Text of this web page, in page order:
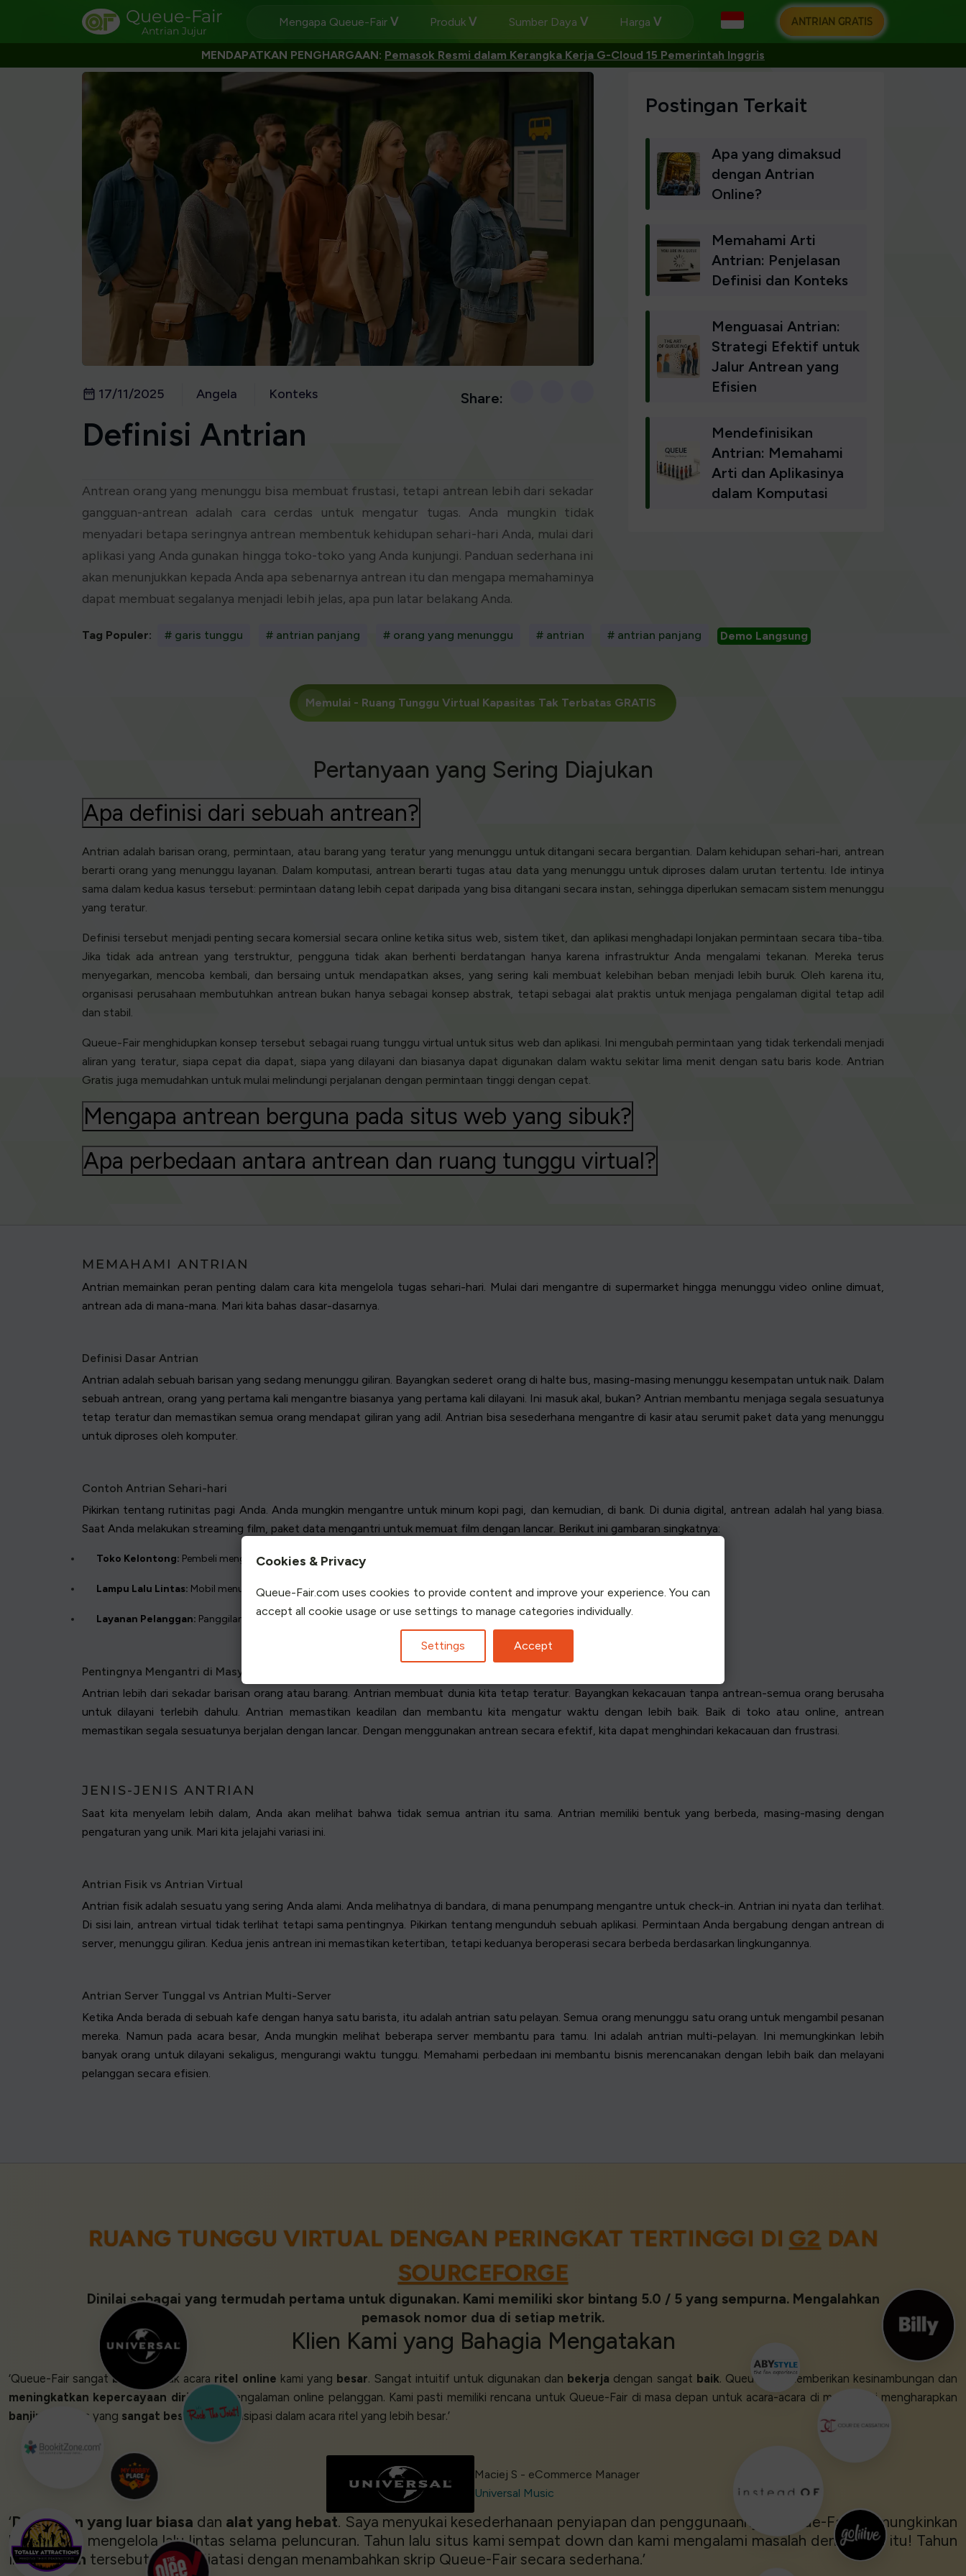
Queue-Fair
Antrian Jujur
Mengapa Queue-Fair Produk Sumber Daya Harga ANTRIAN GRATIS
MENDAPATKAN PENGHARGAAN: Pemasok Resmi dalam Kerangka Kerja G-Cloud 15 Pemerintah Inggris
17/11/2025 Angela Konteks Share:
Definisi Antrian
Antrean orang yang menunggu bisa membuat frustasi, tetapi antrean lebih dari sekadar
gangguan-antrean adalah cara cerdas untuk mengatur tugas. Anda mungkin tidak
menyadari betapa seringnya antrean membentuk kehidupan sehari-hari Anda, mulai dari
aplikasi yang Anda gunakan hingga toko-toko yang Anda kunjungi. Panduan sederhana ini
akan menunjukkan kepada Anda apa sebenarnya antrean itu dan mengapa memahaminya
dapat membuat segalanya menjadi lebih jelas, apa pun latar belakang Anda.
Postingan Terkait
Apa yang dimaksud
dengan Antrian
Online?
Memahami Arti
Antrian: Penjelasan
Definisi dan Konteks
Menguasai Antrian:
Strategi Efektif untuk
Jalur Antrean yang
Efisien
Mendefinisikan
Antrian: Memahami
Arti dan Aplikasinya
dalam Komputasi
Tag Populer: # garis tunggu # antrian panjang # orang yang menunggu # antrian # antrian panjang Demo Langsung
Memulai - Ruang Tunggu Virtual Kapasitas Tak Terbatas GRATIS
Pertanyaan yang Sering Diajukan
Apa definisi dari sebuah antrean?
Antrian adalah barisan orang, permintaan, atau barang yang teratur yang menunggu untuk ditangani secara bergantian. Dalam kehidupan sehari-hari, antrean
berarti orang yang menunggu layanan. Dalam komputasi, antrean berarti tugas atau data yang menunggu untuk diproses dalam urutan tertentu. Ide intinya
sama dalam kedua kasus tersebut: permintaan datang lebih cepat daripada yang bisa ditangani secara instan, sehingga diperlukan semacam sistem menunggu
yang teratur.
Definisi tersebut menjadi penting secara komersial secara online ketika situs web, sistem tiket, dan aplikasi menghadapi lonjakan permintaan secara tiba-tiba.
Jika tidak ada antrean yang terstruktur, pengguna tidak akan berhenti berdatangan hanya karena infrastruktur Anda mengalami tekanan. Mereka terus
menyegarkan, mencoba kembali, dan bersaing untuk mendapatkan akses, yang sering kali membuat kelebihan beban menjadi lebih buruk. Oleh karena itu,
organisasi perusahaan membutuhkan antrean bukan hanya sebagai konsep abstrak, tetapi sebagai alat praktis untuk menjaga pengalaman digital tetap adil
dan stabil.
Queue-Fair menghidupkan konsep tersebut sebagai ruang tunggu virtual untuk situs web dan aplikasi. Ini mengubah permintaan yang tidak terkendali menjadi
aliran yang teratur, siapa cepat dia dapat, siapa yang dilayani dan biasanya dapat digunakan dalam waktu sekitar lima menit dengan satu baris kode. Antrian
Gratis juga memudahkan untuk mulai melindungi perjalanan dengan permintaan tinggi dengan cepat.
Mengapa antrean berguna pada situs web yang sibuk?
Apa perbedaan antara antrean dan ruang tunggu virtual?
MEMAHAMI ANTRIAN
Antrian memainkan peran penting dalam cara kita mengelola tugas sehari-hari. Mulai dari mengantre di supermarket hingga menunggu video online dimuat,
antrean ada di mana-mana. Mari kita bahas dasar-dasarnya.
Definisi Dasar Antrian
Antrian adalah sebuah barisan yang sedang menunggu giliran. Bayangkan sederet orang di halte bus, masing-masing menunggu kesempatan untuk naik. Dalam
sebuah antrean, orang yang pertama kali mengantre biasanya yang pertama kali dilayani. Ini masuk akal, bukan? Antrian membantu menjaga segala sesuatunya
tetap teratur dan memastikan semua orang mendapat giliran yang adil. Antrian bisa sesederhana mengantre di kasir atau serumit paket data yang menunggu
untuk diproses oleh komputer.
Contoh Antrian Sehari-hari
Pikirkan tentang rutinitas pagi Anda. Anda mungkin mengantre untuk minum kopi pagi, dan kemudian, di bank. Di dunia digital, antrean adalah hal yang biasa.
Saat Anda melakukan streaming film, paket data mengantri untuk memuat film dengan lancar. Berikut ini gambaran singkatnya:
Toko Kelontong: Pembeli mengantre di kasir.
Lampu Lalu Lintas: Mobil menunggu lampu berubah menjadi hijau.
Layanan Pelanggan: Panggilan akan diantrekan hingga perwakilan tersedia.
Pentingnya Mengantri di Masyarakat
Antrian lebih dari sekadar barisan orang atau barang. Antrian membuat dunia kita tetap teratur. Bayangkan kekacauan tanpa antrean-semua orang berusaha
untuk dilayani terlebih dahulu. Antrian memastikan keadilan dan membantu kita mengatur waktu dengan lebih baik. Baik di toko atau online, antrean
memastikan segala sesuatunya berjalan dengan lancar. Dengan menggunakan antrean secara efektif, kita dapat menghindari kekacauan dan frustrasi.
JENIS-JENIS ANTRIAN
Saat kita menyelam lebih dalam, Anda akan melihat bahwa tidak semua antrian itu sama. Antrian memiliki bentuk yang berbeda, masing-masing dengan
pengaturan yang unik. Mari kita jelajahi variasi ini.
Antrian Fisik vs Antrian Virtual
Antrian fisik adalah sesuatu yang sering Anda alami. Anda melihatnya di bandara, di mana penumpang mengantre untuk check-in. Antrian ini nyata dan terlihat.
Di sisi lain, antrean virtual tidak terlihat tetapi sama pentingnya. Pikirkan tentang mengunduh sebuah aplikasi. Permintaan Anda bergabung dengan antrean di
server, menunggu giliran. Kedua jenis antrean ini memastikan ketertiban, tetapi keduanya beroperasi secara berbeda berdasarkan lingkungannya.
Antrian Server Tunggal vs Antrian Multi-Server
Ketika Anda berada di sebuah kafe dengan hanya satu barista, itu adalah antrian satu pelayan. Semua orang menunggu satu orang untuk mengambil pesanan
mereka. Namun pada acara besar, Anda mungkin melihat beberapa server membantu para tamu. Ini adalah antrian multi-pelayan. Ini memungkinkan lebih
banyak orang untuk dilayani sekaligus, mengurangi waktu tunggu. Memahami perbedaan ini membantu bisnis merencanakan dengan lebih baik dan melayani
pelanggan secara efisien.
RUANG TUNGGU VIRTUAL DENGAN PERINGKAT TERTINGGI DI G2 DAN
SOURCEFORGE
Dinilai sebagai yang termudah pertama untuk digunakan. Kami memiliki skor bintang 5.0 / 5 yang sempurna. Mengalahkan
pemasok nomor dua di setiap metrik.
Klien Kami yang Bahagia Mengatakan
‘Queue-Fair sangatbagus untuk acara ritel online kami yang besar. Sangat intuitif untuk digunakan dan bekerja dengan sangat baik. Queue-Fair memberikan kesinambungan dan
meningkatkan kepercayaan diriuntuk pengalaman online pelanggan. Kami pasti memiliki rencana untuk Queue-Fair di masa depan untuk acara-acara di mana kami mengharapkan
banjir
lalu lintas yang sangat besardan partisipasi dalam acara ritel yang lebih besar.’
Maciej S - eCommerce Manager
Universal Music
‘Dukungan yang luar biasa dan alat yang hebat. Saya menyukai kesederhanaan penyiapan dan penggunaannya. Queue-Fair memungkinkan
kami untuk mengelola lalu lintas selama peluncuran. Tahun lalu situs kami sempat down dan kami mengalami masalah dengan hal itu! Tahun
inimasalah tersebut dapat diatasi dengan menambahkan skrip Queue-Fair secara sederhana.’
Cookies & Privacy
Queue-Fair.com uses cookies to provide content and improve your experience. You can
accept all cookie usage or use settings to manage categories individually.
Settings Accept